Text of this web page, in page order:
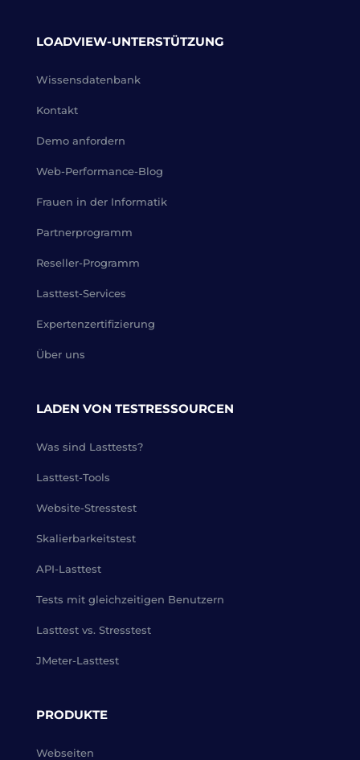
LOADVIEW-UNTERSTÜTZUNG
Wissensdatenbank
Kontakt
Demo anfordern
Web-Performance-Blog
Frauen in der Informatik
Partnerprogramm
Reseller-Programm
Lasttest-Services
Expertenzertifizierung
Über uns
LADEN VON TESTRESSOURCEN
Was sind Lasttests?
Lasttest-Tools
Website-Stresstest
Skalierbarkeitstest
API-Lasttest
Tests mit gleichzeitigen Benutzern
Lasttest vs. Stresstest
JMeter-Lasttest
PRODUKTE
Webseiten